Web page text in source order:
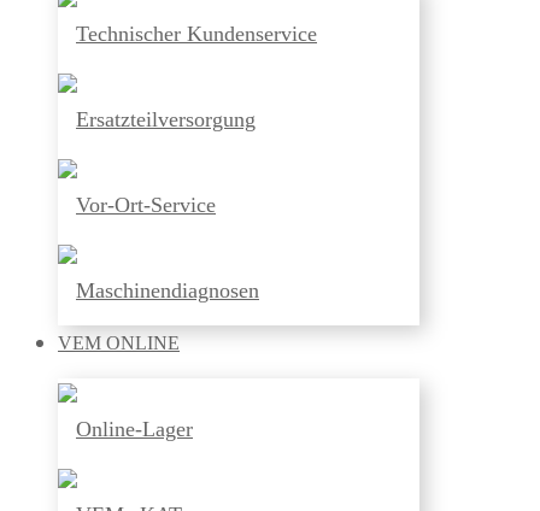
Technischer Kundenservice
Ersatzteilversorgung
Vor-Ort-Service
Maschinendiagnosen
VEM ONLINE
Online-Lager